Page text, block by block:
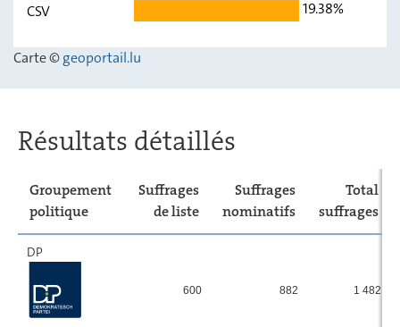
LSAP 11,39
ADR 11,39 -
CSV
19.38%
Carte ©geoportail.lu
Résultats détaillés
Groupement
politique
Suffrages
de liste
Suffrages
nominatifs
Total
suffrages
DP
600 882 1 482